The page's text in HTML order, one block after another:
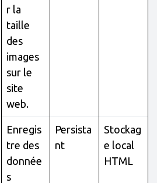
r la
taille
des
images
sur le
site
web.
Enregis
tre des
donnée
s
Persista
nt
Stockag
e local
HTML